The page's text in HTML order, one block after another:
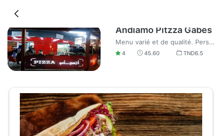
Andiamo Pitzza Gabes
Menu varié et de qualité. Personnel aimable et sympa, je recommande.
4 45.60 TND6.5